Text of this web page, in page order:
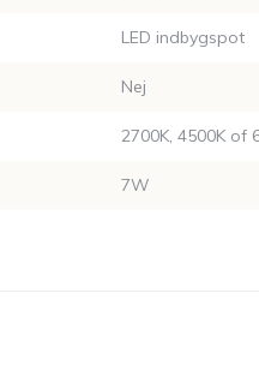
LED indbygspot
Nej
2700K, 4500K of
7W